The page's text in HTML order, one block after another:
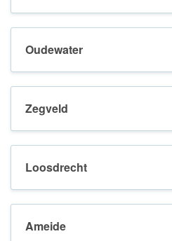
Oudewater
Zegveld
Loosdrecht
Ameide